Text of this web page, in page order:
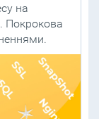
на
Покрокова